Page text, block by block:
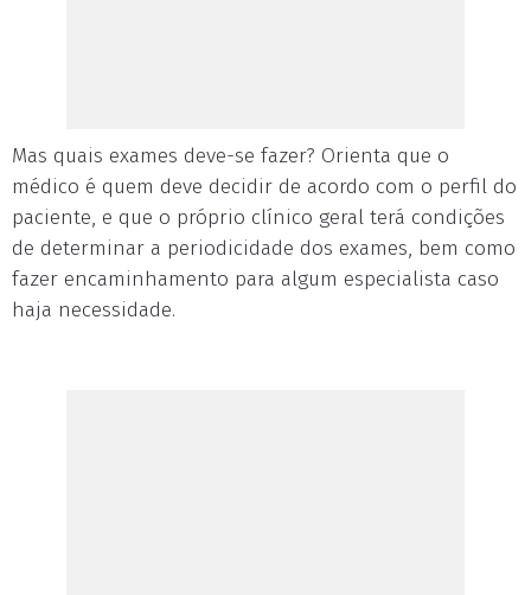
Mas quais exames deve-se fazer? Orienta que o
médico é quem deve decidir de acordo com o perfil do
paciente, e que o próprio clínico geral terá condições
de determinar a periodicidade dos exames, bem como
fazer encaminhamento para algum especialista caso
haja necessidade.